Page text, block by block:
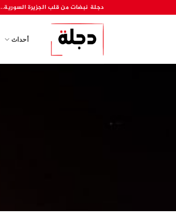
للمحتوى
دجلة نبضات من قلب الجزيرة السورية..
أحداث